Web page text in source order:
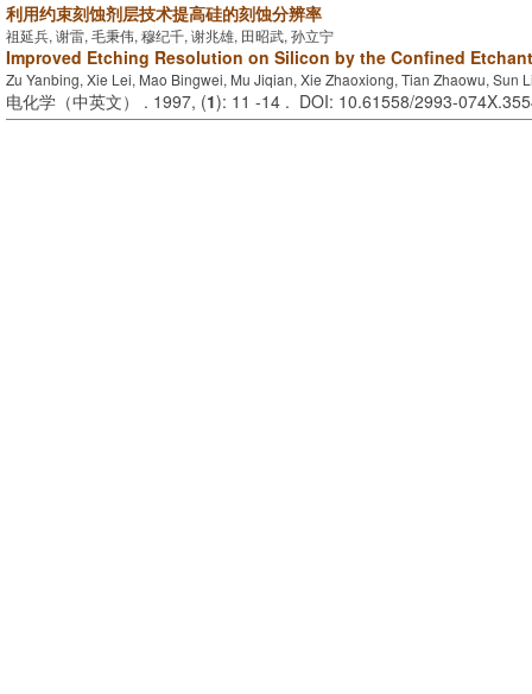
利用约束刻蚀剂层技术提高硅的刻蚀分辨率
祖延兵, 谢雷, 毛秉伟, 穆纪千, 谢兆雄, 田昭武, 孙立宁
Improved Etching Resolution on Silicon by the Confined
Zu Yanbing, Xie Lei, Mao Bingwei, Mu Jiqian, Xie Zhaoxiong, Tian Zhaowu, Sun
电化学（中英文） . 1997, (1): 11 -14 . DOI: 10.61558/2993-